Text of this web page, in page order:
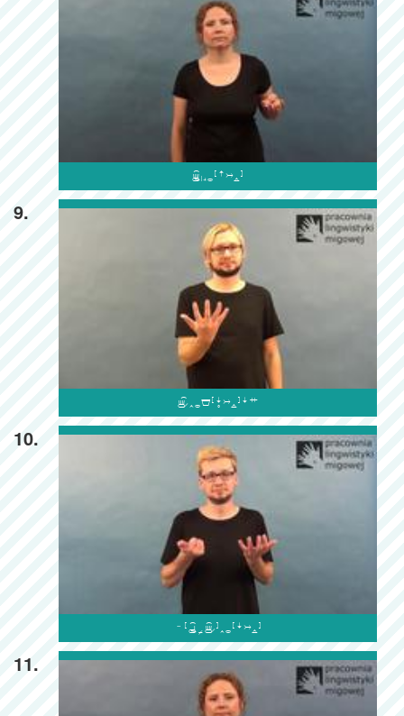

9.

10.

11.